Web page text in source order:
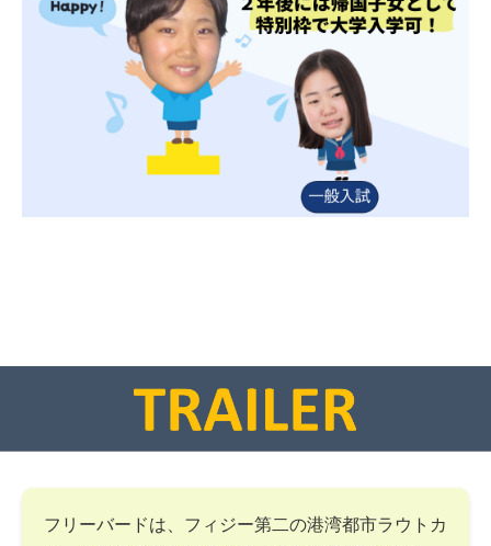
フリーバードは、フィジー第二の港湾都市ラウトカ